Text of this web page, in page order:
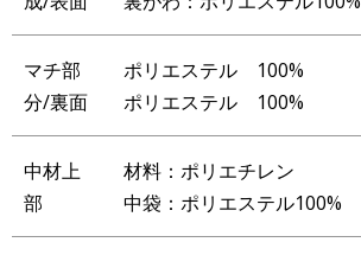
マチ部
分/裏面
ポリエステル 100%
ポリエステル 100%
中材上
部
材料：ポリエチレン
中袋：ポリエステル100%